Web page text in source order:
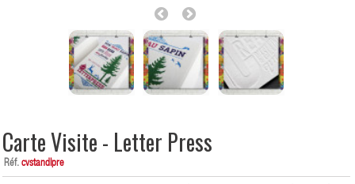
Carte Visite - Letter Press
Réf. cvstandlpre